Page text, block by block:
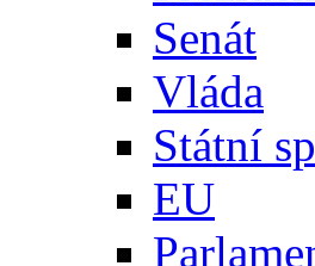
Senát
Vláda
Státní
EU